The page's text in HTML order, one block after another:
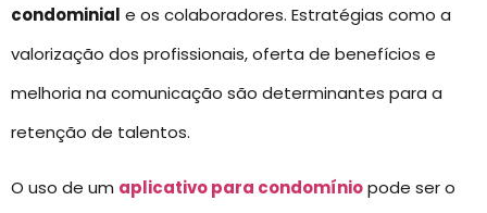
condominial e os colaboradores. Estratégias como a
valorização dos profissionais, oferta de benefícios e
melhoria na comunicação são determinantes para a
retenção de talentos.
O uso de um aplicativo para condomíniopode ser o